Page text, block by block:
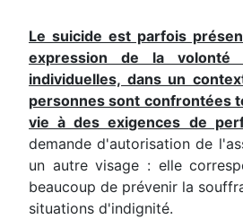
Le suicide est parfois
expression de la
individuelles, dans un
personnes sont confrontées
vie à des exigences de
demande d'autorisation de
un autre visage : elle
beaucoup de prévenir la
situations d'indignité.